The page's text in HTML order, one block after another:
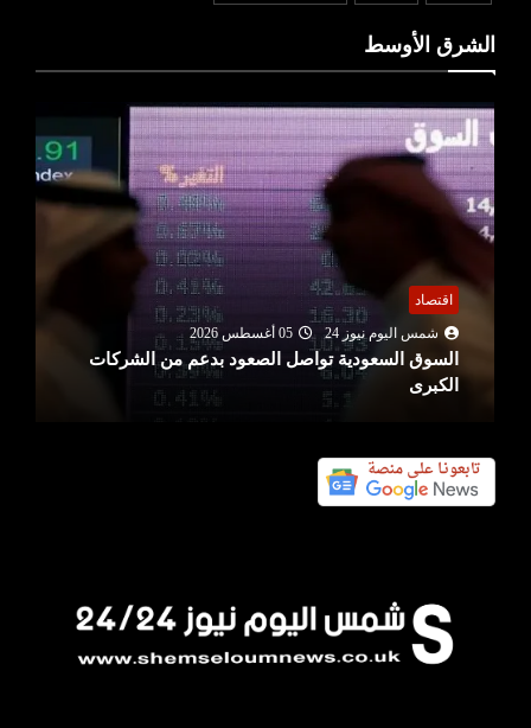
الشرق الأوسط
اقتصاد
شمس اليوم نيوز 24
05 أغسطس 2026
السوق السعودية تواصل الصعود بدعم من الشركات
الكبرى